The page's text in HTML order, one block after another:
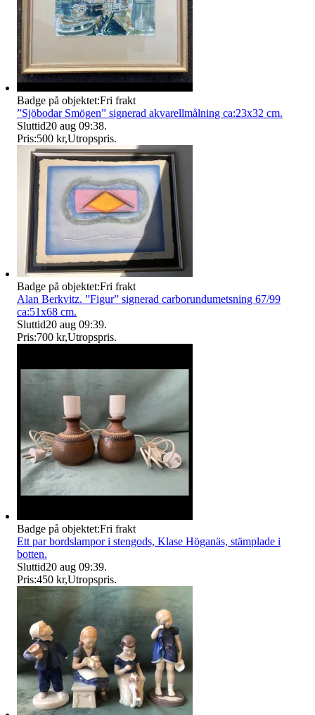
Badge på objektet:Fri frakt
”Sjöbodar Smögen” signerad akvarellmålning ca:23x32 cm.
Sluttid20 aug 09:38.
Pris:500 kr,Utropspris.
Badge på objektet:Fri frakt
Alan Berkvitz. ”Figur” signerad carborundumetsning 67/99
ca:51x68 cm.
Sluttid20 aug 09:39.
Pris:700 kr,Utropspris.
Badge på objektet:Fri frakt
Ett par bordslampor i stengods, Klase Höganäs, stämplade i
botten.
Sluttid20 aug 09:39.
Pris:450 kr,Utropspris.